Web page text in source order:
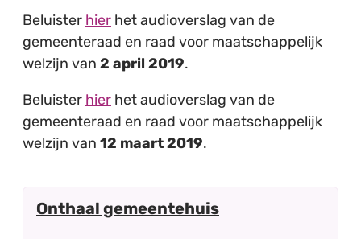
Beluister hier het audioverslag van de
gemeenteraad en raad voor maatschappelijk
welzijn van 2 april 2019.
Beluister hier het audioverslag van de
gemeenteraad en raad voor maatschappelijk
welzijn van 12 maart 2019.
Contact
Onthaal gemeentehuis